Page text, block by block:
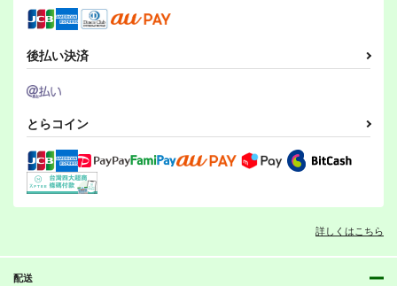
後払い決済
とらコイン
詳しくはこちら
配送